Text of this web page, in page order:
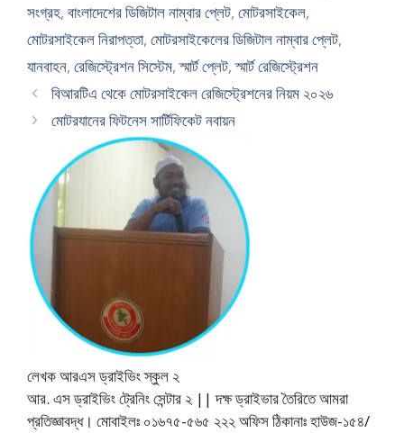
সংগ্রহ, বাংলাদেশের ডিজিটাল নাম্বার প্লেট, মোটরসাইকেল,
মোটরসাইকেল নিরাপত্তা, মোটরসাইকেলের ডিজিটাল নাম্বার প্লেট,
যানবাহন, রেজিস্ট্রেশন সিস্টেম,স্মার্ট প্লেট,স্মার্ট রেজিস্ট্রেশন
বিআরটিএ থেকে মোটরসাইকেল রেজিস্ট্রেশনের নিয়ম ২০২৬
মোটরযানের ফিটনেস সার্টিফিকেট নবায়ন
লেখক আরএস ড্রাইভিং স্কুল ২
আর. এস ড্রাইভিং ট্রেনিং সেন্টার ২ || দক্ষ ড্রাইভার তৈরিতে আমরা
প্রতিজ্ঞাবদ্ধ। মোবাইলঃ ০১৬৭৫-৫৬৫ ২২২ অফিস ঠিকানাঃ হাউজ-১৫৪/